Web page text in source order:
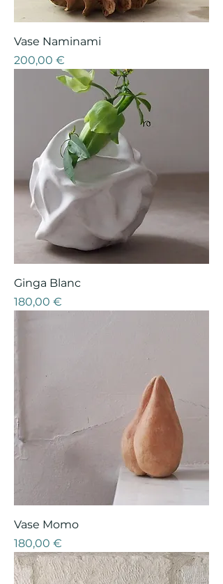
Vase Naminami
Prix
200,00 €
Ginga Blanc
Prix
180,00 €
Vase Momo
Prix
180,00 €